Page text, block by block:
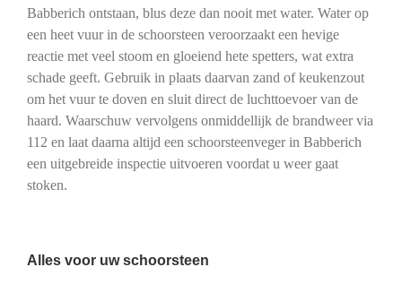
Babberich ontstaan, blus deze dan nooit met water. Water op
een heet vuur in de schoorsteen veroorzaakt een hevige
reactie met veel stoom en gloeiend hete spetters, wat extra
schade geeft. Gebruik in plaats daarvan zand of keukenzout
om het vuur te doven en sluit direct de luchttoevoer van de
haard. Waarschuw vervolgens onmiddellijk de brandweer via
112 en laat daarna altijd een schoorsteenveger in Babberich
een uitgebreide inspectie uitvoeren voordat u weer gaat
stoken.
Alles voor uw schoorsteen